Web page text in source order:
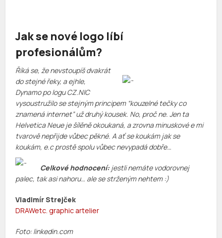
Jak se nové logo líbí
profesionálům?
Říká se, že nevstoupíš dvakrát
do stejné řeky, a ejhle,
Dynamo po logu CZ.NIC
vysoustružilo se stejným principem “kouzelné tečky co
znamená internet” už druhý kousek. No, proč ne. Jen ta
Helvetica Neue je šílěně okoukaná, a zrovna minuskové e mi
tvarově nepřijde vůbec pěkné. A ať se koukám jak se
koukám, e.c prostě spolu vůbec nevypadá dobře…
Celkové hodnocení: jestli nemáte vodorovnej
palec, tak asi nahoru… ale se strženým nehtem :)
Vladimír Strejček
DRAWetc. graphic artelier
Foto: linkedin.com